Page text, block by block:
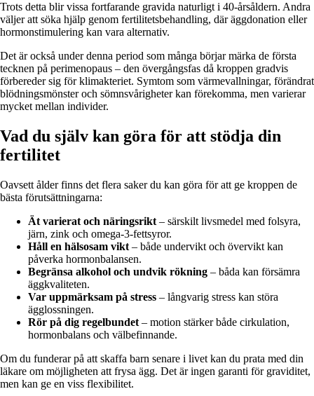
Trots detta blir vissa fortfarande gravida naturligt i 40-årsåldern. Andra
väljer att söka hjälp genom fertilitetsbehandling, där äggdonation eller
hormonstimulering kan vara alternativ.
Det är också under denna period som många börjar märka de första
tecknen på perimenopaus – den övergångsfas då kroppen gradvis
förbereder sig för klimakteriet. Symtom som värmevallningar, förändrat
blödningsmönster och sömnsvårigheter kan förekomma, men varierar
mycket mellan individer.
Vad du själv kan göra för att stödja din
fertilitet
Oavsett ålder finns det flera saker du kan göra för att ge kroppen de
bästa förutsättningarna:
Ät varierat och näringsrikt – särskilt livsmedel med folsyra,
järn, zink och omega-3-fettsyror.
Håll en hälsosam vikt – både undervikt och övervikt kan
påverka hormonbalansen.
Begränsa alkohol och undvik rökning – båda kan försämra
äggkvaliteten.
Var uppmärksam på stress – långvarig stress kan störa
ägglossningen.
Rör på dig regelbundet – motion stärker både cirkulation,
hormonbalans och välbefinnande.
Om du funderar på att skaffa barn senare i livet kan du prata med din
läkare om möjligheten att frysa ägg. Det är ingen garanti för graviditet,
men kan ge en viss flexibilitet.